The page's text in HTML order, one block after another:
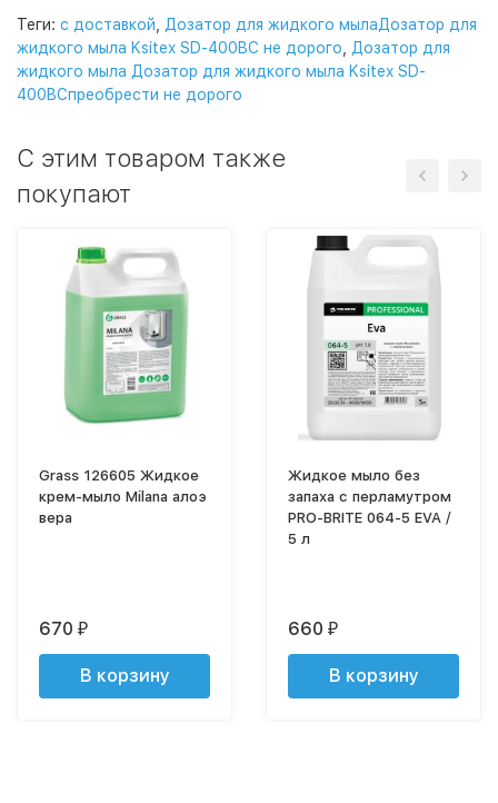
Теги: с доставкой
Дозатор для жидкого мылаДозатор для
жидкого мыла Ksitex SD-400BC не дорого
Дозатор для
жидкого мыла Дозатор для жидкого мыла Ksitex SD-
400BCпреобрести не дорого
C этим товаром также
покупают
Grass 126605 Жидкое
крем-мыло Milana алоэ
вера
670 ₽
В корзину
Жидкое мыло без
запаха с перламутром
PRO-BRITE 064-5 EVA /
5 л
660 ₽
В корзину